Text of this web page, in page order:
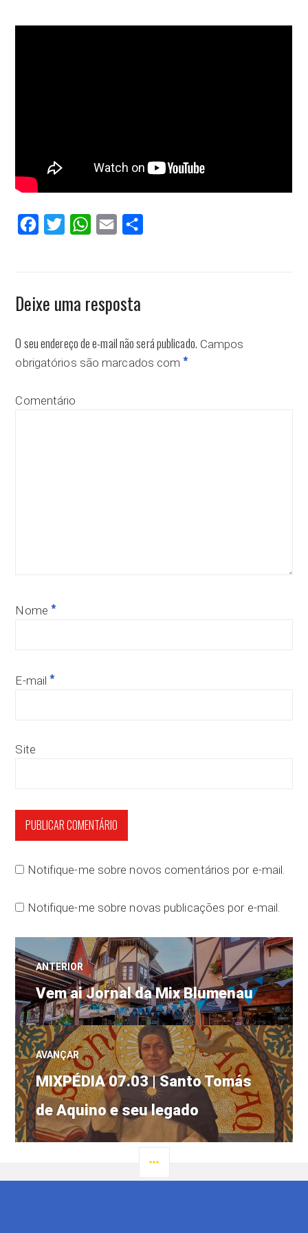
FacebookTwitter WhatsApp
Email
Deixe uma resposta
O seu endereço de e-mail não será publicado. Campos
obrigatórios são marcados com *
Comentário
Nome *
E-mail *
Site
Notifique-me sobre novos comentários por e-mail.
Notifique-me sobre novas publicações por e-mail.
Navegação
de
Post
ANTERIOR
Post
anterior:
Vem ai Jornal da Mix Blumenau
AVANÇAR
Próximo
post:
MIXPÉDIA 07.03 | Santo Tomás
de Aquino e seu legado